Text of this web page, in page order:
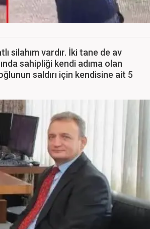
silahım vardır. İki tane de av
sahipliği kendi adıma olan
saldırı için kendisine ait 5